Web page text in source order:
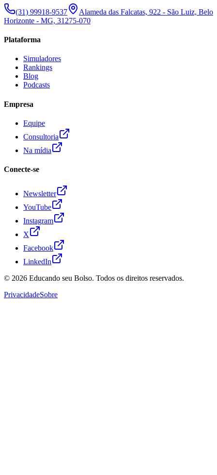
(31) 99918-9537
Alameda das Falcatas, 922 - São Luiz, Belo
Horizonte - MG, 31275-070
Plataforma
Simuladores
Rankings
Blog
Podcasts
Empresa
Equipe
Consultoria
Na mídia
Conecte-se
Newsletter
YouTube
Instagram
X
Facebook
LinkedIn
© 2026 Educando seu Bolso. Todos os direitos reservados.
PrivacidadeSobre